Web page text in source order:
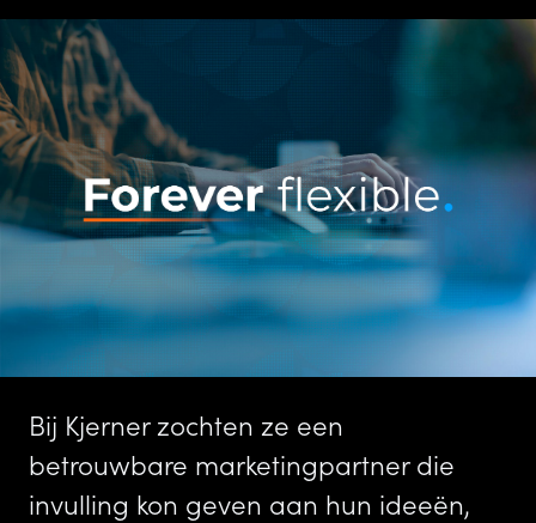
Bij Kjerner zochten ze een
betrouwbare marketingpartner die
invulling kon geven aan hun ideeën,